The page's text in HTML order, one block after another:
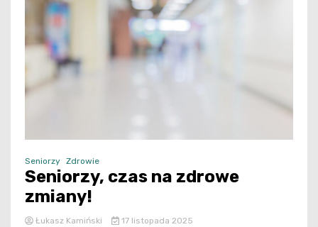
Seniorzy Zdrowie
Seniorzy, czas na zdrowe
zmiany!
Łukasz Kamiński 17 listopada 2025